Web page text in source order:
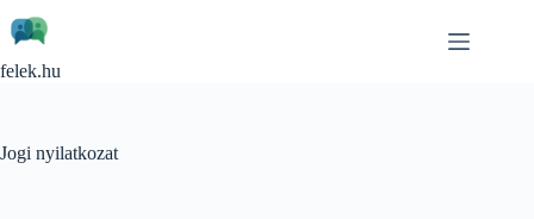
to
content
felek.hu
Jogi nyilatkozat